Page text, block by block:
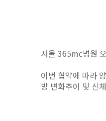
서울 365mc병원
이번 협약에 따라
방 변화추이 및 신